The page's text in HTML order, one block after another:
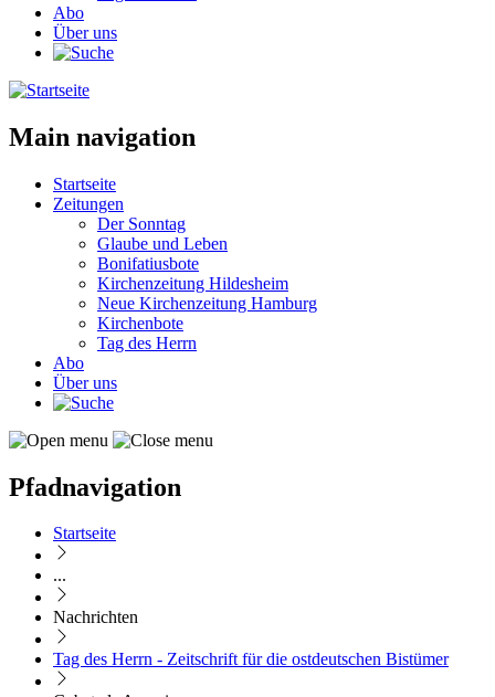
Abo
Über uns
Main navigation
Startseite
Zeitungen
Der Sonntag
Glaube und Leben
Bonifatiusbote
Kirchenzeitung Hildesheim
Neue Kirchenzeitung Hamburg
Kirchenbote
Tag des Herrn
Abo
Über uns
Pfadnavigation
Startseite
...
Nachrichten
Tag des Herrn - Zeitschrift für die ostdeutschen Bistümer